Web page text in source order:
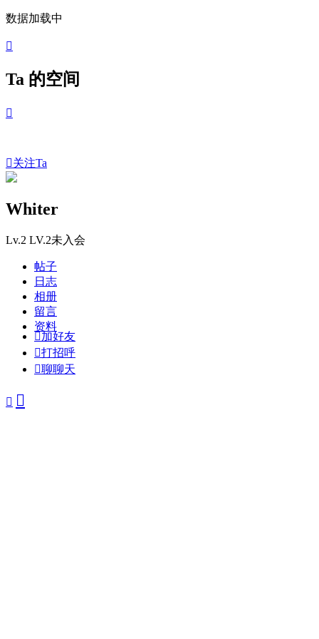
数据加载中

Ta 的空间

关注Ta
Whiter
Lv.2 LV.2未入会
帖子
日志
相册
留言
资料
加好友
打招呼
聊聊天
 